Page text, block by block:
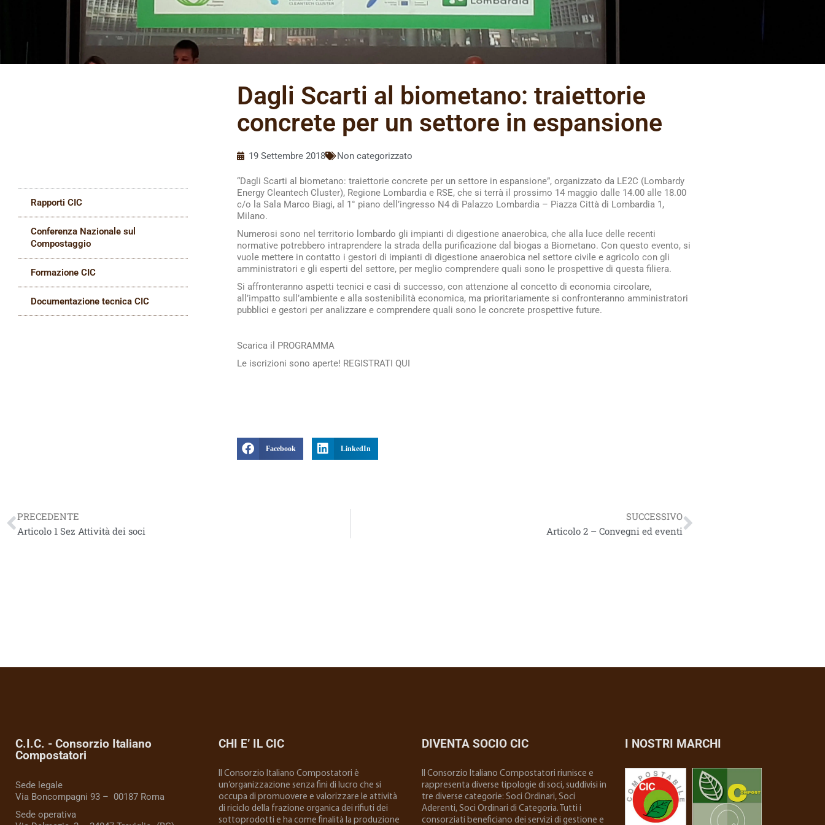
Dagli Scarti al biometano: traiettorie
concrete per un settore in espansione
19 Settembre 2018 Non categorizzato
Rapporti CIC
Conferenza Nazionale sul
Compostaggio
Formazione CIC
Documentazione tecnica CIC
“Dagli Scarti al biometano: traiettorie concrete per un settore in espansione”, organizzato da LE2C (Lombardy
Energy Cleantech Cluster), Regione Lombardia e RSE, che si terrà il prossimo 14 maggio dalle 14.00 alle 18.00
c/o la Sala Marco Biagi, al 1° piano dell’ingresso N4 di Palazzo Lombardia – Piazza Città di Lombardia 1,
Milano.
Numerosi sono nel territorio lombardo gli impianti di digestione anaerobica, che alla luce delle recenti
normative potrebbero intraprendere la strada della purificazione dal biogas a Biometano. Con questo evento, si
vuole mettere in contatto i gestori di impianti di digestione anaerobica nel settore civile e agricolo con gli
amministratori e gli esperti del settore, per meglio comprendere quali sono le prospettive di questa filiera.
Si affronteranno aspetti tecnici e casi di successo, con attenzione al concetto di economia circolare,
all’impatto sull’ambiente e alla sostenibilità economica, ma prioritariamente si confronteranno amministratori
pubblici e gestori per analizzare e comprendere quali sono le concrete prospettive future.
Scarica il PROGRAMMA
Le iscrizioni sono aperte! REGISTRATI QUI
Facebook LinkedIn
Precedente
PRECEDENTE
Articolo 1 Sez Attività dei soci
SUCCESSIVO
Articolo 2 – Convegni ed eventi
Successivo
C.I.C. - Consorzio Italiano
Compostatori
Sede legale
Via Boncompagni 93 – 00187 Roma
Sede operativa
CHI E’ IL CIC
Il Consorzio Italiano Compostatori è
un’organizzazione senza fini di lucro che si
occupa di promuovere e valorizzare le attività
di riciclo della frazione organica dei rifiuti dei
sottoprodotti e ha come finalità la produzione
DIVENTA SOCIO CIC
ll Consorzio Italiano Compostatori riunisce e
rappresenta diverse tipologie di soci, suddivisi in
tre diverse categorie: Soci Ordinari, Soci
Aderenti, Soci Ordinari di Categoria. Tutti i
consorziati beneficiano dei servizi di gestione e
I NOSTRI MARCHI